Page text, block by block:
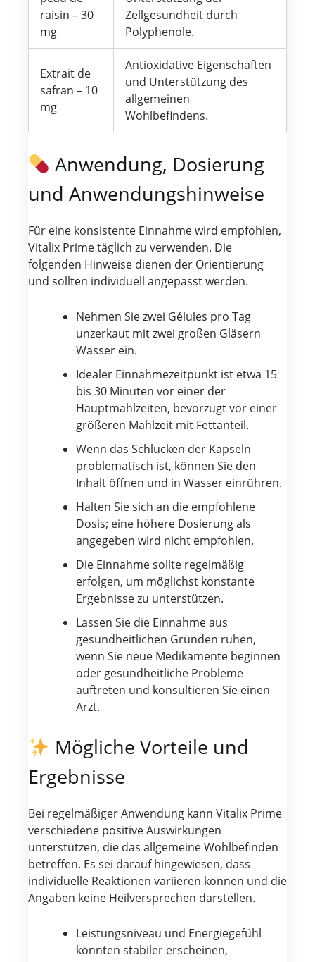
raisin – 30
mg
Zellgesundheit durch
Polyphenole.
Extrait de
safran – 10
mg
Antioxidative Eigenschaften
und Unterstützung des
allgemeinen
Wohlbefindens.
Anwendung, Dosierung
und Anwendungshinweise
Für eine konsistente Einnahme wird empfohlen,
Vitalix Prime täglich zu verwenden. Die
folgenden Hinweise dienen der Orientierung
und sollten individuell angepasst werden.
Nehmen Sie zwei Gélules pro Tag
unzerkaut mit zwei großen Gläsern
Wasser ein.
Idealer Einnahmezeitpunkt ist etwa 15
bis 30 Minuten vor einer der
Hauptmahlzeiten, bevorzugt vor einer
größeren Mahlzeit mit Fettanteil.
Wenn das Schlucken der Kapseln
problematisch ist, können Sie den
Inhalt öffnen und in Wasser einrühren.
Halten Sie sich an die empfohlene
Dosis; eine höhere Dosierung als
angegeben wird nicht empfohlen.
Die Einnahme sollte regelmäßig
erfolgen, um möglichst konstante
Ergebnisse zu unterstützen.
Lassen Sie die Einnahme aus
gesundheitlichen Gründen ruhen,
wenn Sie neue Medikamente beginnen
oder gesundheitliche Probleme
auftreten und konsultieren Sie einen
Arzt.
Mögliche Vorteile und
Ergebnisse
Bei regelmäßiger Anwendung kann Vitalix Prime
verschiedene positive Auswirkungen
unterstützen, die das allgemeine Wohlbefinden
betreffen. Es sei darauf hingewiesen, dass
individuelle Reaktionen variieren können und die
Angaben keine Heilversprechen darstellen.
Leistungsniveau und Energiegefühl
könnten stabiler erscheinen,